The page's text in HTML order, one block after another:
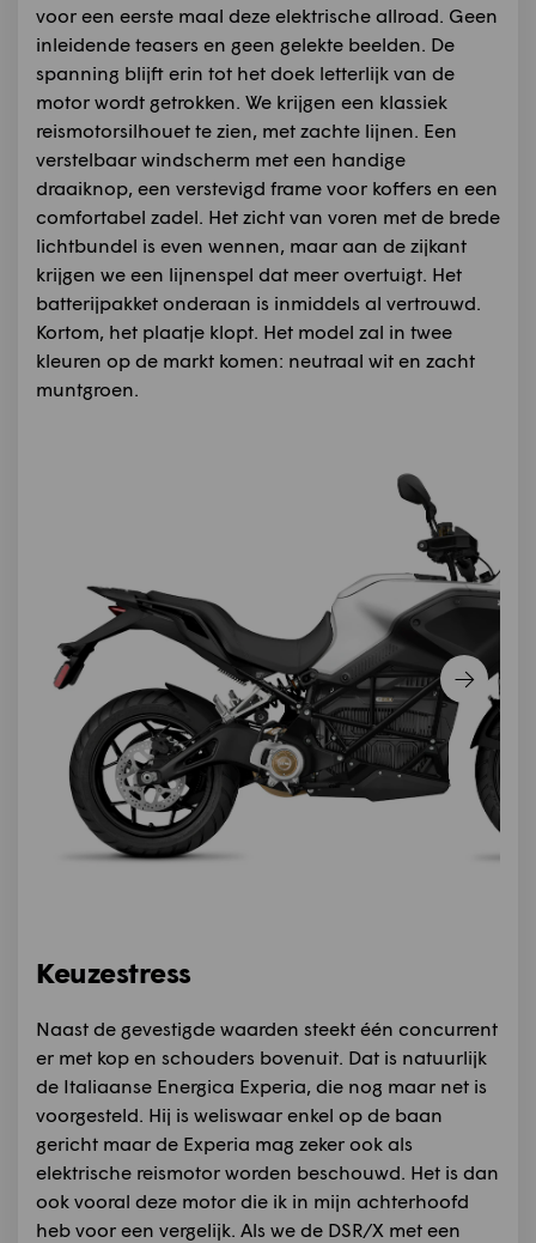
voor een eerste maal deze elektrische allroad. Geen
inleidende teasers en geen gelekte beelden. De
spanning blijft erin tot het doek letterlijk van de
motor wordt getrokken. We krijgen een klassiek
reismotorsilhouet te zien, met zachte lijnen. Een
verstelbaar windscherm met een handige
draaiknop, een verstevigd frame voor koffers en een
comfortabel zadel. Het zicht van voren met de brede
lichtbundel is even wennen, maar aan de zijkant
krijgen we een lijnenspel dat meer overtuigt. Het
batterijpakket onderaan is inmiddels al vertrouwd.
Kortom, het plaatje klopt. Het model zal in twee
kleuren op de markt komen: neutraal wit en zacht
muntgroen.
Keuzestress
Naast de gevestigde waarden steekt één concurrent
er met kop en schouders bovenuit. Dat is natuurlijk
de Italiaanse Energica Experia, die nog maar net is
voorgesteld. Hij is weliswaar enkel op de baan
gericht maar de Experia mag zeker ook als
elektrische reismotor worden beschouwd. Het is dan
ook vooral deze motor die ik in mijn achterhoofd
heb voor een vergelijk. Als we de DSR/X met een